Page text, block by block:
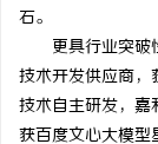
石。
更具行业突破性
技术开发供应商，
技术自主研发，
获百度文心大模型